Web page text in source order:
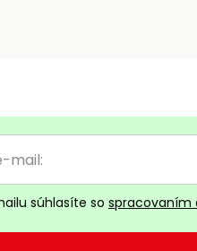
súhlasíte so spracovaním